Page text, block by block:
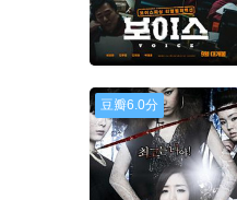
豆瓣6.0分